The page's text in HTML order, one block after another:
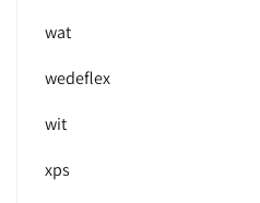
wat
wedeflex
wit
xps